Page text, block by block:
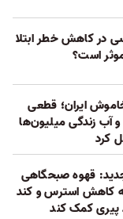
در کاهش خطر ابتلا
است؟
ایران؛ قطعی
و آب زندگی میلیون‌ها
کرد
قهوه صبحگاهی
کاهش استرس و کند
پیری کمک کند